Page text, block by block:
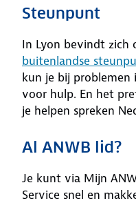
Steunpunt
In Lyon bevindt zich
buitenlandse
kun je bij
voor hulp. En het
je helpen spreken
Al ANWB lid?
Je kunt via Mijn
Service snel en